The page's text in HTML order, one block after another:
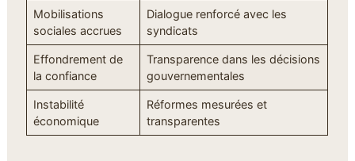
Mobilisations
sociales accrues
Dialogue renforcé avec les
syndicats
Effondrement de
la confiance
Transparence dans les décisions
gouvernementales
Instabilité
économique
Réformes mesurées et
transparentes